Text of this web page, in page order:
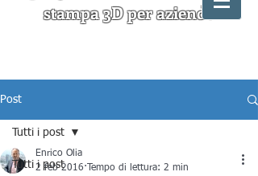
stampa 3D per aziende
Post
Tutti i post
Tutti i post
Enrico Olia
2 feb 2016
Tempo di lettura: 2 min